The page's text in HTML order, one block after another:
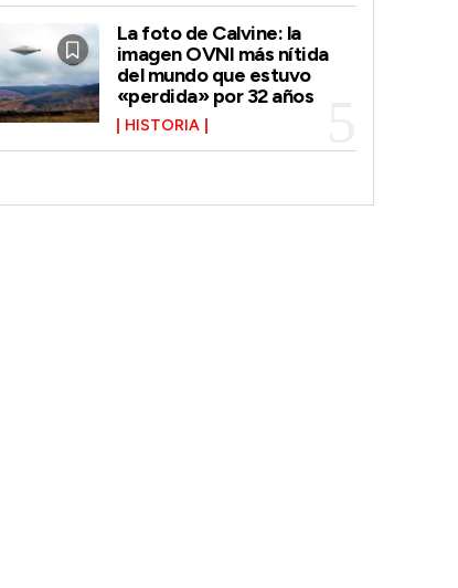
La foto de Calvine: la
imagen OVNI más nítida
del mundo que estuvo
«perdida» por 32 años
HISTORIA